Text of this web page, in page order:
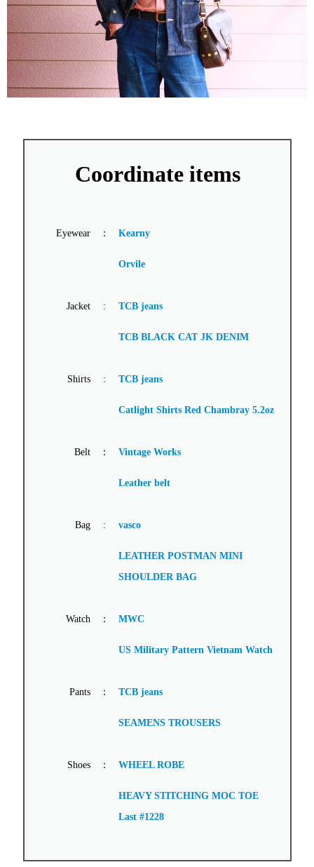
Coordinate items
Eyewear ： Kearny
Orvile
Jacket : TCB jeans
TCB BLACK CAT JK DENIM
Shirts : TCB jeans
Catlight Shirts Red Chambray 5.2oz
Belt ： Vintage Works
Leather belt
Bag : vasco
LEATHER POSTMAN MINI
SHOULDER BAG
Watch ： MWC
US Military Pattern Vietnam Watch
Pants ： TCB jeans
SEAMENS TROUSERS
Shoes ： WHEEL ROBE
HEAVY STITCHING MOC TOE
Last #1228